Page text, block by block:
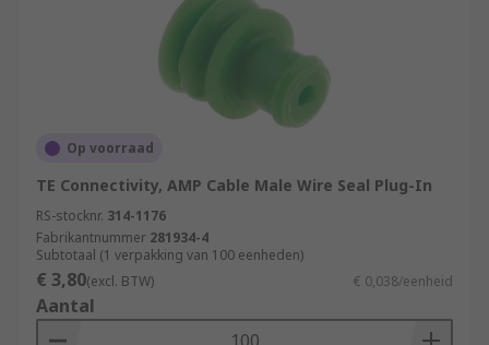
Op voorraad
TE Connectivity, AMP Cable Male Wire Seal Plug-In
RS-stocknr. 314-1176
Fabrikantnummer 281934-4
Subtotaal (1 verpakking van 100 eenheden)
€ 3,80(excl. BTW) € 0,038/eenheid
Aantal